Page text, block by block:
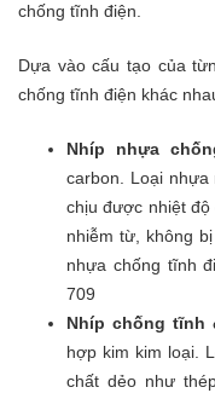
chống tĩnh điện.
Dựa vào cấu tạo của
chống tĩnh điện khác
Nhíp nhựa
carbon. Loại nhựa
chịu được nhiệt
nhiễm từ, không
nhựa chống tĩnh
709
Nhíp chống tĩnh
hợp kim kim loại.
chất dẻo như